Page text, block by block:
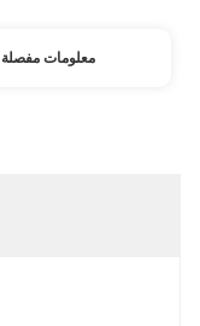
معلومات مفصلة